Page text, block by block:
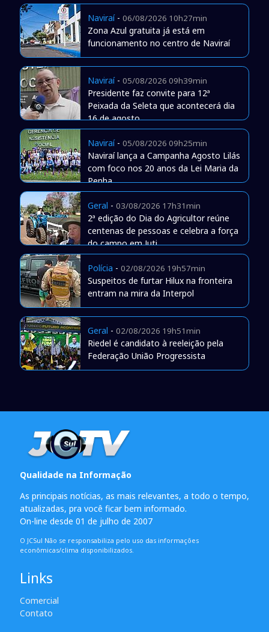
Naviraí- 06/08/2026 10h27min
Zona Azul gratuita já está em
funcionamento no centro de Naviraí
Naviraí- 05/08/2026 09h39min
Presidente faz convite para 12ª
Peixada da Seleta que acontecerá dia
16 de agosto
Naviraí- 05/08/2026 09h25min
Naviraí lança a Campanha Agosto Lilás
com foco nos 20 anos da Lei Maria da
Penha
Geral - 03/08/2026 17h31min
2ª edição do Dia do Agricultor reúne
centenas de pessoas e celebra a força
do campo em Juti
Polícia - 02/08/2026 19h57min
Suspeitos de furtar Hilux na fronteira
entram na mira da Interpol
Geral - 02/08/2026 19h51min
Riedel é candidato à reeleição pela
Federação União Progressista
Qualidade na Informação
As principais notícias, as mais relevantes, a todo o tempo,
atualizadas, pra você ficar bem informado.
On-line desde 01 de julho de 2007
O JCSul Não se responsabiliza pelo uso das informações
econômicas/clima disponibilizados.
Links
Comercial
Contato